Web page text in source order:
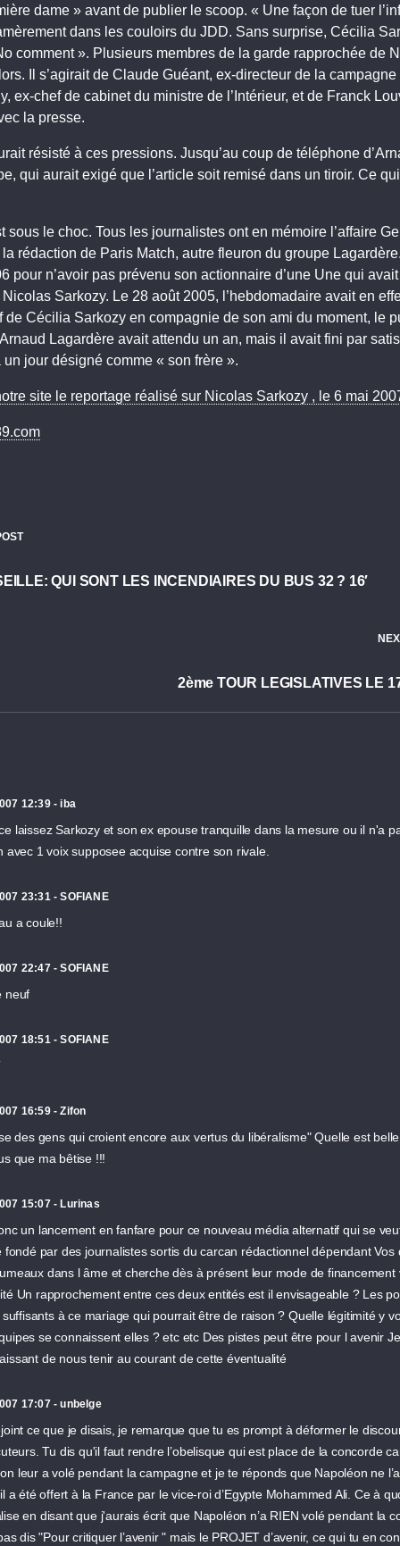
dame » avant de publier le scoop. « Une façon de tuer
dans les couloirs du JDD. Sans surprise, Cécilia
comment ». Plusieurs membres de la garde rapprochée de
Il s’agirait de Claude Guéant, ex-directeur de la
ex-chef de cabinet du ministre de l’Intérieur, et de Franck
la presse.
résisté à ces pressions. Jusqu’au coup de téléphone
qui aurait exigé que l’article soit remisé dans un tiroir. Ce
sous le choc. Tous les journalistes ont en mémoire l’affaire
rédaction de Paris Match, autre fleuron du groupe
pour n’avoir pas prévenu son actionnaire d’une Une qui
Sarkozy. Le 28 août 2005, l’hebdomadaire avait en
de Cécilia Sarkozy en compagnie de son ami du moment, le
Lagardère avait attendu un an, mais il avait fini par
un jour désigné comme « son frère ».
site le reportage réalisé sur Nicolas Sarkozy , le 6 mai
QUI SONT LES INCENDIAIRES DU BUS 32 ? 16′
2ème TOUR LEGISLATIVES LE
12:39 - iba
laissez Sarkozy et son ex epouse tranquille dans la mesure ou il n'a
avec 1 voix supposee acquise contre son rivale.
23:31 - SOFIANE
a coule!!
22:47 - SOFIANE
neuf
18:51 - SOFIANE
16:59 - Zifon
des gens qui croient encore aux vertus du libéralisme" Quelle est
que ma bêtise !!!
15:07 - Lurinas
un lancement en fanfare pour ce nouveau média alternatif qui se
fondé par des journalistes sortis du carcan rédactionnel dépendant Vos
dans l âme et cherche dès à présent leur mode de financement
Un rapprochement entre ces deux entités est il envisageable ? Les
suffisants à ce mariage qui pourrait être de raison ? Quelle légitimité y
se connaissent elles ? etc etc Des pistes peut être pour l avenir
de nous tenir au courant de cette éventualité
17:07 - unbelge
ce que je disais, je remarque que tu es prompt à déformer le
Tu dis qu'il faut rendre l’obelisque qui est place de la concorde
leur a volé pendant la campagne et je te réponds que Napoléon ne
a été offert à la France par le vice-roi d’Egypte Mohammed Ali. Ce à
en disant que j'aurais écrit que Napoléon n’a RIEN volé pendant la
dis "Pour critiquer l’avenir " mais le PROJET d’avenir, ce qui tu en